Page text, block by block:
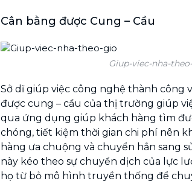
Cân bằng được Cung – Cầu
Giup-viec-nha-
Sở dĩ giúp việc công nghệ thành công
được cung – cầu của thị trường giúp
qua ứng dụng giúp khách hàng tìm
chóng, tiết kiệm thời gian chi phí nên
hàng ưa chuộng và chuyển hẳn sang
này kéo theo sự chuyển dịch của lực
họ từ bỏ mô hình truyền thống để